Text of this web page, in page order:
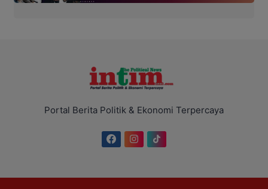
Portal Berita Politik & Ekonomi Terpercaya